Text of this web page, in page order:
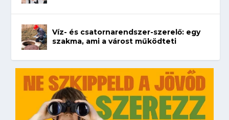
Víz- és csatornarendszer-szerelő: egy
szakma, ami a várost működteti